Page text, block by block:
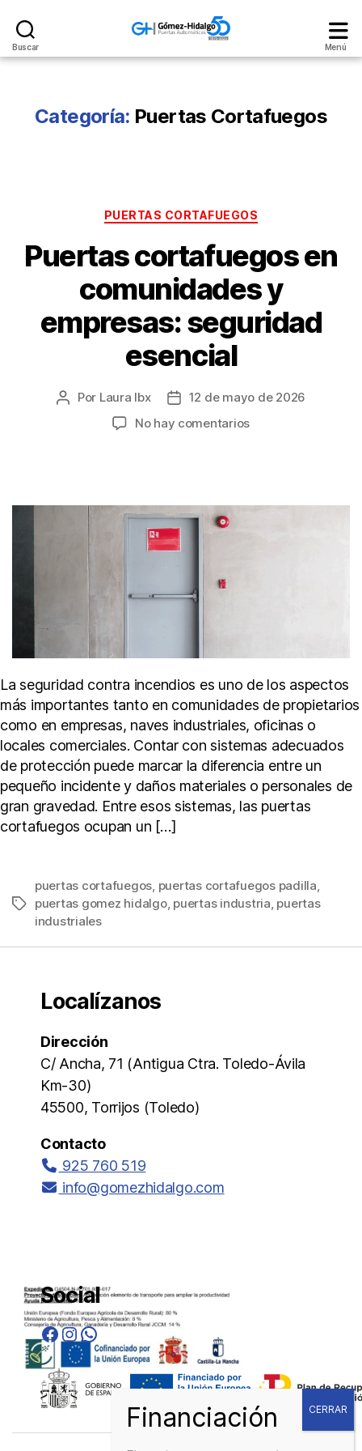
Buscar
Hidalgo
Menú
Categoría: Puertas Cortafuegos
Categorías
PUERTAS CORTAFUEGOS
Puertas cortafuegos en
comunidades y
empresas: seguridad
esencial
Autor
Por Laura Ibx
Fecha12 de mayo de 2026
No hay comentariosen
La seguridad contra incendios es uno de los aspectos
más importantes tanto en comunidades de propietarios
como en empresas, naves industriales, oficinas o
locales comerciales. Contar con sistemas adecuados
de protección puede marcar la diferencia entre un
pequeño incidente y daños materiales o personales de
gran gravedad. Entre esos sistemas, las puertas
cortafuegos ocupan un […]
Etiquetas
puertas cortafuegos, puertas cortafuegos padilla,
puertas gomez hidalgo, puertas industria, puertas
industriales
Localízanos
Dirección
C/ Ancha, 71 (Antigua Ctra. Toledo-Ávila
Km-30)
45500, Torrijos (Toledo)
Contacto
925 760 519
info@gomezhidalgo.com
Social
Facebook
Instagram
WhatsApp